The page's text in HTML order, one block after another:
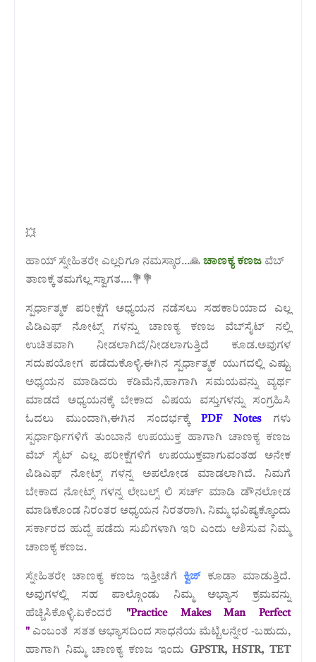
💥
ಹಾಯ್ ಸ್ನೇಹಿತರೇ ಎಲ್ಲರಿಗೂ ನಮಸ್ಕಾರ...🙏 ಚಾಣಕ್ಯ ಕಣಜ ವೆಬ್
ತಾಣಕ್ಕೆ ತಮಗೆಲ್ಲ ಸ್ವಾಗತ....💐💐
ಸ್ಪರ್ಧಾತ್ಮಕ ಪರೀಕ್ಷೆಗೆ ಅಧ್ಯಯನ ನಡೆಸಲು ಸಹಕಾರಿಯಾದ ಎಲ್ಲ
ಪಿಡಿಎಫ್ ನೋಟ್ಸ್ ಗಳನ್ನು ಚಾಣಕ್ಯ ಕಣಜ ವೆಬ್‌ಸೈಟ್ ನಲ್ಲಿ
ಉಚಿತವಾಗಿ ನೀಡಲಾಗಿದೆ/ನೀಡಲಾಗುತ್ತಿದೆ ಕೂಡ.ಅವುಗಳ
ಸದುಪಯೋಗ ಪಡೆದುಕೊಳ್ಳಿ.ಈಗಿನ ಸ್ಪರ್ಧಾತ್ಮಕ ಯುಗದಲ್ಲಿ ಎಷ್ಟು
ಅಧ್ಯಯನ ಮಾಡಿದರು ಕಡಿಮೆನೆ,ಹಾಗಾಗಿ ಸಮಯವನ್ನು ವ್ಯರ್ಥ
ಮಾಡದೆ ಅಧ್ಯಯನಕ್ಕೆ ಬೇಕಾದ ವಿಷಯ ವಸ್ತುಗಳನ್ನು ಸಂಗ್ರಹಿಸಿ
ಓದಲು ಮುಂದಾಗಿ,ಈಗಿನ ಸಂದರ್ಭಕ್ಕೆ PDF Notesಗಳು
ಸ್ಪರ್ಧಾರ್ಥಿಗಳಿಗೆ ತುಂಬಾನೆ ಉಪಯುಕ್ತ ಹಾಗಾಗಿ ಚಾಣಕ್ಯ ಕಣಜ
ವೆಬ್ ಸೈಟ್ ಎಲ್ಲ ಪರೀಕ್ಷೆಗಳಿಗೆ ಉಪಯುಕ್ತವಾಗುವಂತಹ ಅನೇಕ
ಪಿಡಿಎಫ್ ನೋಟ್ಸ್ ಗಳನ್ನ ಅಪಲೋಡ ಮಾಡಲಾಗಿದೆ. ನಿಮಗೆ
ಬೇಕಾದ ನೋಟ್ಸ್ ಗಳನ್ನ ಲೇಬಲ್ಸ್ ಲಿ ಸರ್ಚ್ ಮಾಡಿ ಡೌನಲೋಡ
ಮಾಡಿಕೊಂಡ ನಿರಂತರ ಅಧ್ಯಯನ ನಿರತರಾಗಿ. ನಿಮ್ಮ ಭವಿಷ್ಯಕ್ಕೊಂದು
ಸರ್ಕಾರದ ಹುದ್ದೆ ಪಡೆದು ಸುಖಿಗಳಾಗಿ ಇರಿ ಎಂದು ಆಶಿಸುವ ನಿಮ್ಮ
ಚಾಣಕ್ಯ ಕಣಜ.
ಸ್ನೇಹಿತರೇ ಚಾಣಕ್ಯ ಕಣಜ ಇತ್ತೀಚೆಗೆಕ್ವಿಜ್‌ಕೂಡಾ ಮಾಡುತ್ತಿದೆ.
ಅವುಗಳಲ್ಲಿ ಸಹ ಪಾಲ್ಗೊಂಡು ನಿಮ್ಮ ಅಭ್ಯಾಸ ಕ್ರಮವನ್ನು
ಹೆಚ್ಚಿಸಿಕೊಳ್ಳಿ.ಏಕೆಂದರೆ "Practice Makes Man Perfect
" ಎಂಬಂತೆ ಸತತ ಅಭ್ಯಾಸದಿಂದ ಸಾಧನೆಯ ಮೆಟ್ಟಿಲನ್ನೇರ -ಬಹುದು,
ಹಾಗಾಗಿ ನಿಮ್ಮ ಚಾಣಕ್ಯ ಕಣಜ ಇಂದುGPSTR, HSTR,TET